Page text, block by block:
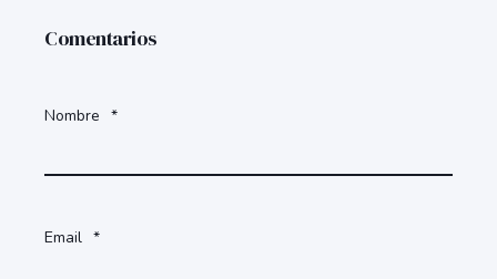
Comentarios
Nombre *
Email *